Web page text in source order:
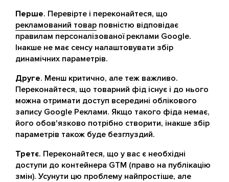
Перше. Перевірте і переконайтеся, що
рекламований товар повністю відповідає
правилам персоналізованої реклами Google.
Інакше не має сенсу налаштовувати збір
динамічних параметрів.
Друге. Менш критично, але теж важливо.
Переконайтеся, що товарний фід існує і до нього
можна отримати доступ всередині облікового
запису Google Реклами. Якщо такого фіда немає,
його обов'язково потрібно створити, інакше збір
параметрів також буде безглуздий.
Третє. Переконайтеся, що у вас є необхідні
доступи до контейнера GTM (право на публікацію
змін). Усунути цю проблему найпростіше, але